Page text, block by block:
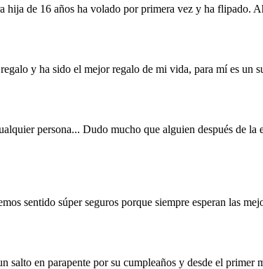
hija de 16 años ha volado por primera vez y ha flipado.
y ha sido el mejor regalo de mi vida, para mí es un
persona... Dudo mucho que alguien después de
sentido súper seguros porque siempre esperan las
salto en parapente por su cumpleaños y desde el